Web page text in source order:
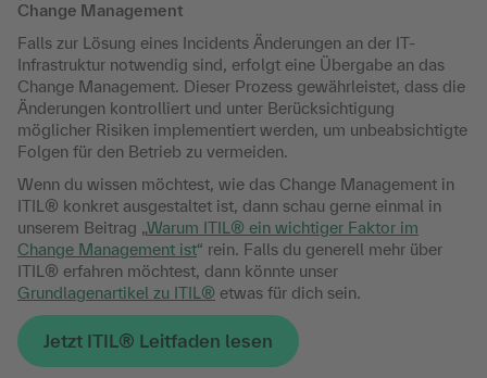
Change Management
Falls zur Lösung eines Incidents Änderungen an der IT-
Infrastruktur notwendig sind, erfolgt eine Übergabe an das
Change Management. Dieser Prozess gewährleistet, dass die
Änderungen kontrolliert und unter Berücksichtigung
möglicher Risiken implementiert werden, um unbeabsichtigte
Folgen für den Betrieb zu vermeiden.
Wenn du wissen möchtest, wie das Change Management in
ITIL® konkret ausgestaltet ist, dann schau gerne einmal in
unserem Beitrag „Warum ITIL® ein wichtiger Faktor im
Change Management ist“ rein. Falls du generell mehr über
ITIL® erfahren möchtest, dann könnte unser
Grundlagenartikel zu ITIL® etwas für dich sein.
Jetzt ITIL® Leitfaden lesen